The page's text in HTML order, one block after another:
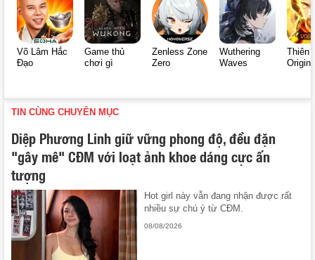
Võ Lâm Hắc
Đạo
Game thủ
chơi gì
Zenless Zone
Zero
Wuthering
Waves
Thiên
Origin
TIN CÙNG CHUYÊN MỤC
Diệp Phương Linh giữ vững phong độ, đều đặn
"gây mê" CĐM với loạt ảnh khoe dáng cực ấn
tượng
Hot girl này vẫn đang nhận được rất
nhiều sự chú ý từ CĐM.
08/08/2026